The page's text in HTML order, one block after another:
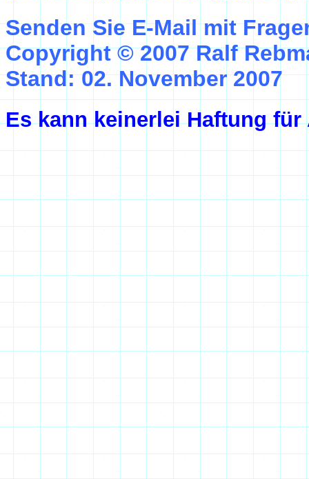
Senden Sie E-Mail mit
Copyright © 2007 Ralf
Stand: 02. November 2007
Es kann keinerlei Haftung